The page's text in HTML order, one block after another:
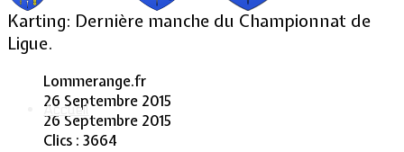
Accueil
Karting: Dernière manche du Championnat de
Ligue.
Lommerange.fr
26 Septembre 2015
26 Septembre 2015
Clics : 3664